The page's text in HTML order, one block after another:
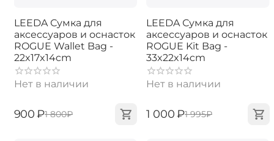
LEEDA Сумка для
аксессуаров и оснасток
ROGUE Wallet Bag -
22x17x14cm
Нет в наличии
‍900‍ ₽‍1 800‍₽
LEEDA Сумка для
аксессуаров и оснасток
ROGUE Kit Bag -
33x22x14cm
Нет в наличии
‍1 000‍₽‍1 995‍₽